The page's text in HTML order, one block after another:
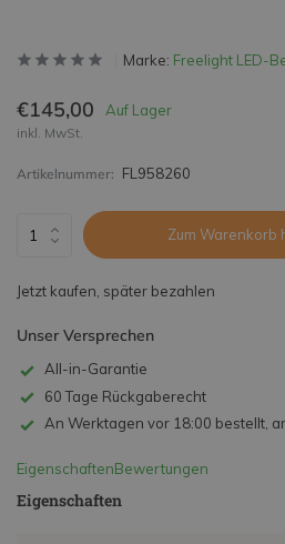
Marke: Freelight LED-
€145,00 Auf Lager
inkl. MwSt.
Artikelnummer: FL958260
Zum Warenkorb
Jetzt kaufen, später bezahlen
Unser Versprechen
All-in-Garantie
60 Tage Rückgaberecht
An Werktagen vor 18:00 bestellt,
EigenschaftenBewertungen
Eigenschaften